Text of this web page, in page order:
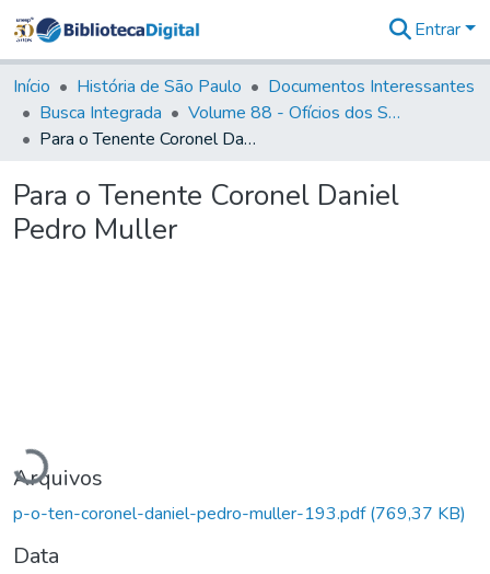
&
Coleções
Tudo na
Biblioteca
Estatísticas
Entrar
Início História de São Paulo
Documentos Interessantes
Busca Integrada
Volume 88 - Ofícios dos Senhores Governadores Interinos da Capitania de São Paulo (1817- 1819)
Para o Tenente Coronel Daniel Pedro Muller
Para o Tenente Coronel Daniel
Pedro Muller
Arquivos
p-o-ten-coronel-daniel-pedro-muller-193.pdf(769,37 KB)
Data